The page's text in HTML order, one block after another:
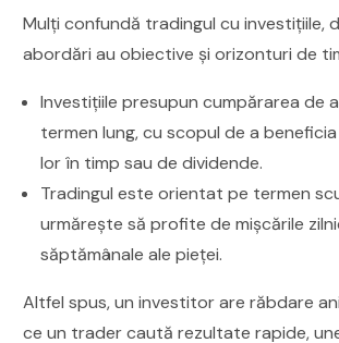
Mulți confundă tradingul cu investițiile,
abordări au obiective și orizonturi de
Investițiile presupun cumpărarea de
termen lung, cu scopul de a
lor în timp sau de dividende.
Tradingul este orientat pe termen
urmărește să profite de mișcările
săptămânale ale pieței.
Altfel spus, un investitor are răbdare
ce un trader caută rezultate rapide,